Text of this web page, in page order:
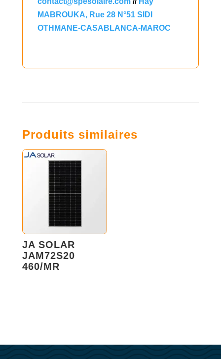
MABROUKA, Rue 28 N°51 SIDI
OTHMANE-CASABLANCA-MAROC
Produits similaires
JA SOLAR
JAM72S20
460/MR